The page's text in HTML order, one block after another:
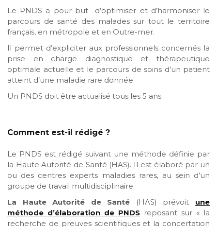
Le PNDS a pour but d’optimiser et d’harmoniser le
parcours de santé des malades sur tout le territoire
français, en métropole et en Outre-mer.
Il permet d’expliciter aux professionnels concernés la
prise en charge diagnostique et thérapeutique
optimale actuelle et le parcours de soins d’un patient
atteint d’une maladie rare donnée.
Un PNDS doit être actualisé tous les 5 ans.
Comment est-il rédigé ?
Le PNDS est rédigé suivant une méthode définie par
la Haute Autorité de Santé (HAS). Il est élaboré par un
ou des centres experts maladies rares, au sein d’un
groupe de travail multidisciplinaire.
La Haute Autorité de Santé (HAS) prévoit une
méthode d’élaboration de PNDS reposant sur « la
recherche de preuves scientifiques et la concertation